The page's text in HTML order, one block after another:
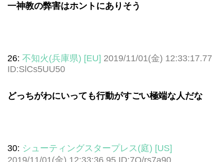
一神教の弊害はホントにありそう
26: 不知火(兵庫県) [EU] 2019/11/01(金) 12:33:17.77
ID:SlCs5UU50
どっちがわにいっても行動がすごい極端な人だな
30: シューティングスタープレス(庭) [US]
2019/11/01(金) 12:33:36.95 ID:7Q/rs7a90